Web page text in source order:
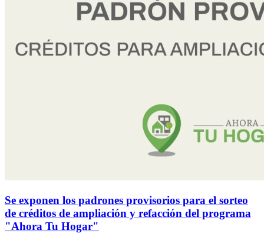
Se exponen los padrones provisorios para el sorteo
de créditos de ampliación y refacción del programa
"Ahora Tu Hogar"